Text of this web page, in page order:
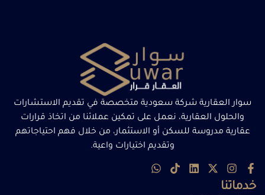
سوار العقارية شركة سعودية متخصصة في تقديم الاستشارات
والحلول العقارية، نعمل على تمكين عملائنا من اتخاذ قرارات
عقارية مدروسة للسكن أو الاستثمار، من خلال فهم احتياجاتهم
وتقديم اختيارات واعية.
خدماتنا